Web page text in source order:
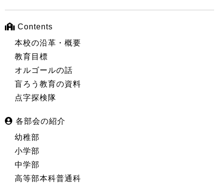
Contents
本校の沿革・概要
教育目標
オルゴールの話
盲ろう教育の資料
点字探検隊
各部会の紹介
幼稚部
小学部
中学部
高等部本科普通科